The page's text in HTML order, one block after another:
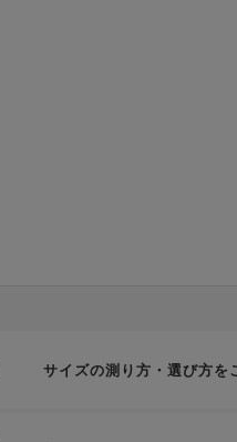
サイズの測り方・選び方を